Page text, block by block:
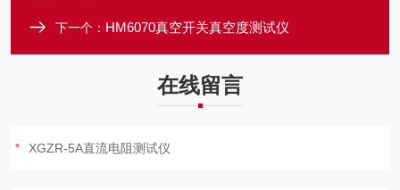
下一个： HM6070真空开关真空度测试仪
在线留言